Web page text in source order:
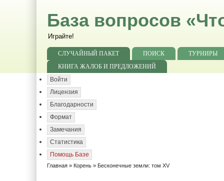
База вопросов
Играйте!
СЛУЧАЙНЫЙ ПАКЕТ ПОИСК
ТУРНИРЫ
КНИГА ЖАЛОБ И ПРЕДЛОЖЕНИЙ
Войти
Лицензия
Благодарности
Формат
Замечания
Статистика
Помощь Базе
Главная » Корень » Бесконечные земли: том XV